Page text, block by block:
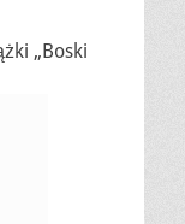
„Boski